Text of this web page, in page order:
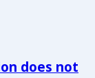
does not